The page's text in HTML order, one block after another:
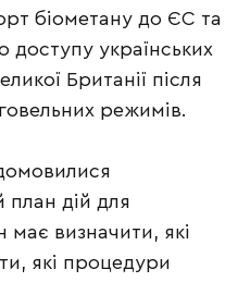
біометану до ЄС та
українських
Британії після
режимів.
дій для
має визначити, які
які процедури